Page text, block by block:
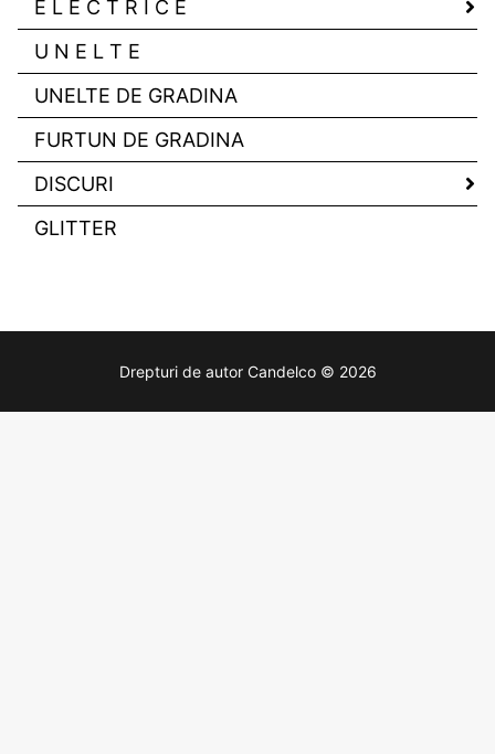
E L E C T R I C E
U N E L T E
UNELTE DE GRADINA
FURTUN DE GRADINA
DISCURI
GLITTER
Drepturi de autor Candelco © 2026